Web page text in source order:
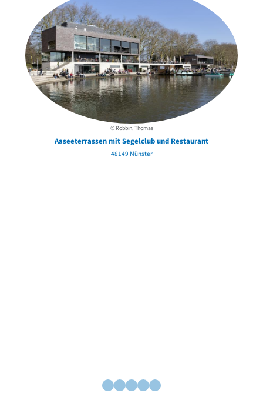
© Robbin, Thomas
Aaseeterrassen mit Segelclub und Restaurant
48149 Münster